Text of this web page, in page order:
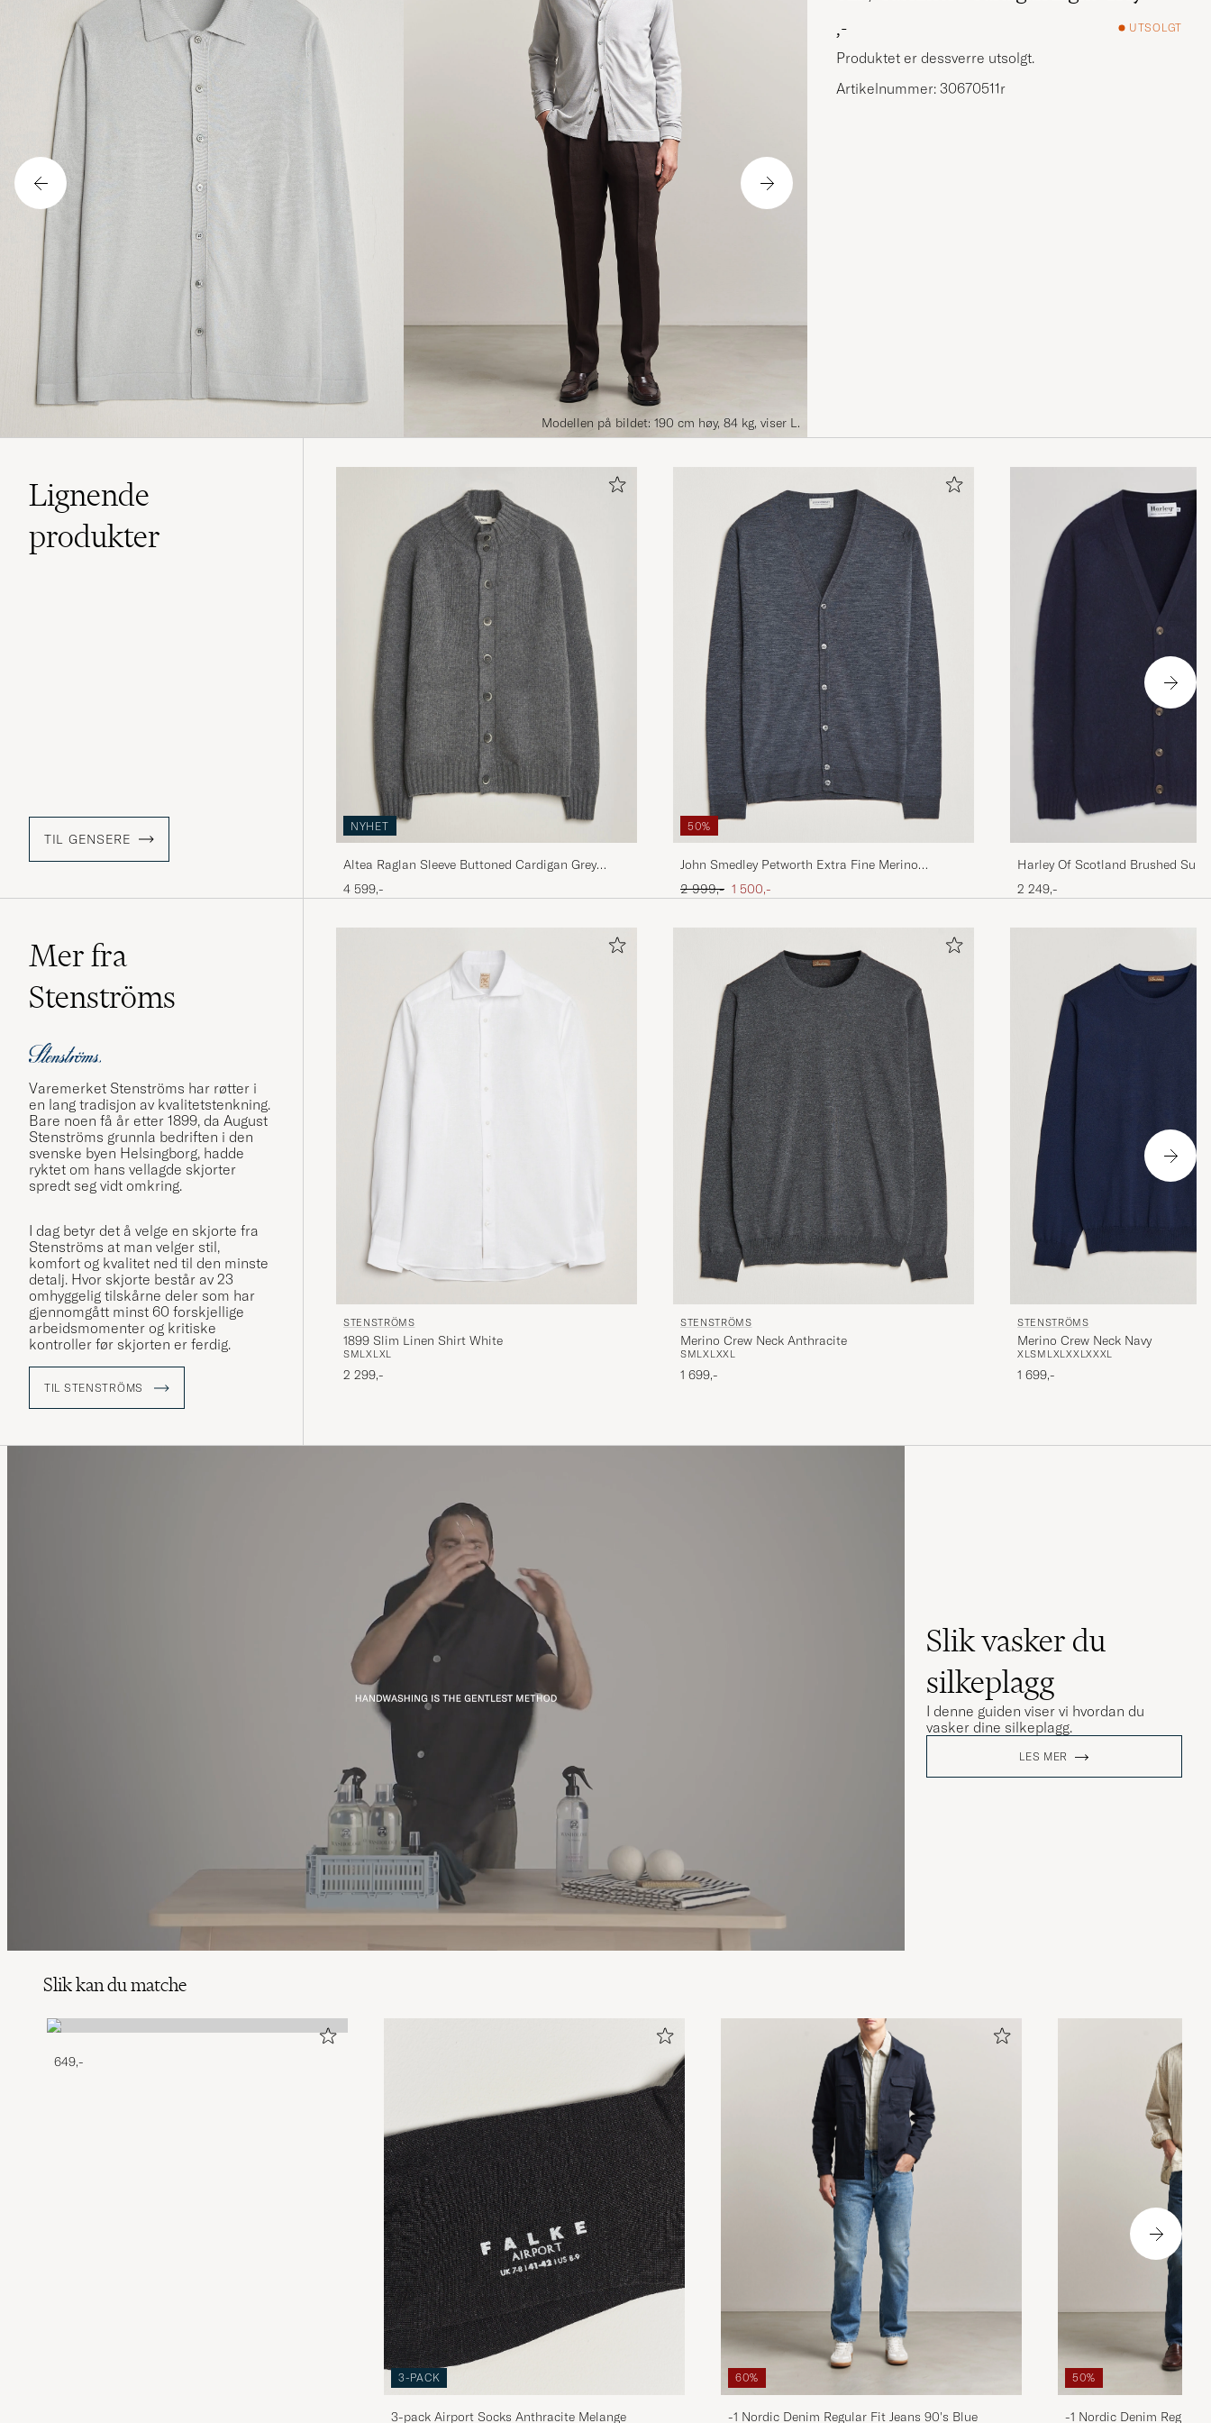
Modellen på bildet: 190 cm høy, 84 kg, viser L.
,-
UTSOLGT
Produktet er dessverre utsolgt.
Artikelnummer: 30670511r
Lignende
produkter
TIL GENSERE
NYHET
Altea Raglan Sleeve Buttoned Cardigan Grey
Melange
4 599,-
50%
John Smedley Petworth Extra Fine Merino
Cardigan Charcoal
Ordinær pris
2 999,- Nedsatt pris
1 500,-
Harley Of Scotland Brushed
Lambswool Cardigan Navy
2 249,-
Mer fra
Stenströms
Varemerket Stenströms har røtter i
en lang tradisjon av kvalitetstenkning.
Bare noen få år etter 1899, da August
Stenströms grunnla bedriften i den
svenske byen Helsingborg, hadde
ryktet om hans vellagde skjorter
spredt seg vidt omkring.
I dag betyr det å velge en skjorte fra
Stenströms at man velger stil,
komfort og kvalitet ned til den minste
detalj. Hvor skjorte består av 23
omhyggelig tilskårne deler som har
gjennomgått minst 60 forskjellige
arbeidsmomenter og kritiske
kontroller før skjorten er ferdig.
TIL STENSTRÖMS
STENSTRÖMS
1899 Slim Linen Shirt White
SMLXLXL
2 299,-
STENSTRÖMS
Merino Crew Neck Anthracite
SMLXLXXL
1 699,-
STENSTRÖMS
Merino Crew Neck Navy
XLSM LXLXXLXXXL
1 699,-
Slik vasker du
silkeplagg
I denne guiden viser vi hvordan du
vasker dine silkeplagg.
LES MER
Slik kan du matche
649,-
3-PACK
3-pack Airport Socks Anthracite Melange
60%
-1 Nordic Denim Regular Fit Jeans 90's Blue
50%
-1 Nordic Denim Regular